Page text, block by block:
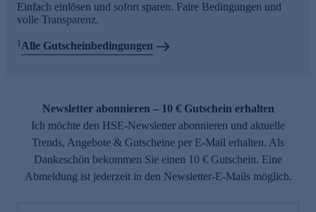
Einfach einlösen und sofort sparen. Faire Bedingungen und
volle Transparenz.
1Alle Gutscheinbedingungen
Newsletter abonnieren – 10 € Gutschein erhalten
Ich möchte den HSE-Newsletter abonnieren und aktuelle
Trends, Angebote & Gutscheine per E-Mail erhalten. Als
Dankeschön bekommen Sie einen 10 € Gutschein. Eine
Abmeldung ist jederzeit in den Newsletter-E-Mails möglich.